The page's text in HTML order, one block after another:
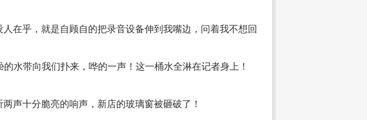
在乎，就是自顾自的把录音设备伸到我嘴边，问着我不想回
水带向我们扑来，哗的一声！这一桶水全淋在记者身上！
声十分脆亮的响声，新店的玻璃窗被砸破了！